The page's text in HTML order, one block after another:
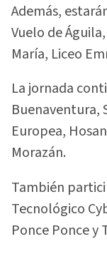
Además,
Vuelo de
María, Liceo
La jornada
Buenaventura,
Europea,
Morazán.
También
Tecnológico
Ponce Ponce y